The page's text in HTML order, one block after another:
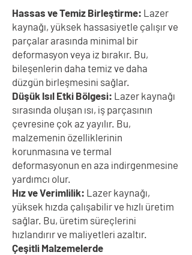
Hassas ve Temiz Birleştirme: Lazer
kaynağı, yüksek hassasiyetle çalışır ve
parçalar arasında minimal bir
deformasyon veya iz bırakır. Bu,
bileşenlerin daha temiz ve daha
düzgün birleşmesini sağlar.
Düşük Isıl Etki Bölgesi: Lazer kaynağı
sırasında oluşan ısı, iş parçasının
çevresine çok az yayılır. Bu,
malzemenin özelliklerinin
korunmasına ve termal
deformasyonun en aza indirgenmesine
yardımcı olur.
Hız ve Verimlilik: Lazer kaynağı,
yüksek hızda çalışabilir ve hızlı üretim
sağlar. Bu, üretim süreçlerini
hızlandırır ve maliyetleri azaltır.
Çeşitli Malzemelerde